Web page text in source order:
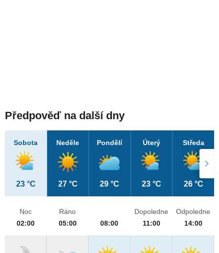
Předpověď na další dny
Sobota
23 °C
Neděle
27 °C
Pondělí
29 °C
Úterý
23 °C
Středa
26 °C
Noc
02:00
Ráno
05:00
08:00
Dopoledne
11:00
Odpoledne
14:00